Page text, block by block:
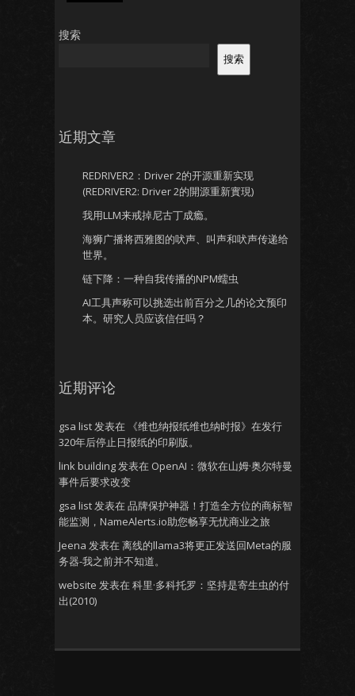
搜索
搜索
近期文章
REDRIVER2：Driver 2的开源重新实现
(REDRIVER2: Driver 2的開源重新實現)
我用LLM来戒掉尼古丁成瘾。
海狮广播将西雅图的吠声、叫声和吠声传递给
世界。
链下降：一种自我传播的NPM蠕虫
AI工具声称可以挑选出前百分之几的论文预印
本。研究人员应该信任吗？
近期评论
gsa list发表在
《维也纳报纸维也纳时报》在发行
320年后停止日报纸的印刷版。
link building发表在 OpenAI：微软在山姆·奥尔特曼
事件后要求改变
gsa list发表在 品牌保护神器！打造全方位的商标智
能监测，NameAlerts.io助您畅享无忧商业之旅
Jeena 发表在 离线的llama3将更正发送回Meta的服
务器-我之前并不知道。
website 发表在 科里·多科托罗：坚持是寄生虫的付
出(2010)